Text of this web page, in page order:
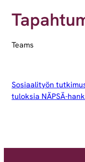
Teams
Sosiaalityön
tuloksia NÄPSÄ-